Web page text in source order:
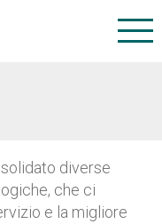
diverse
che ci
e la migliore